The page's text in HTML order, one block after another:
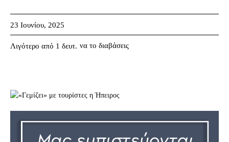
23 Ιουνίου, 2025
Λιγότερο από 1 δευτ. να το διαβάσεις